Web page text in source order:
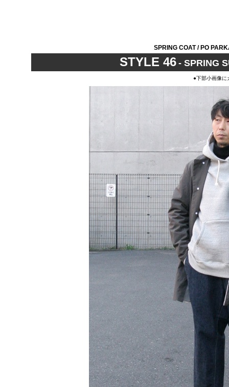
SPRING COAT / PO